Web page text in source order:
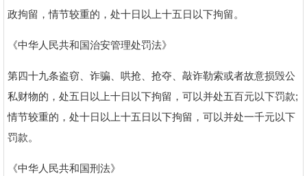
政拘留，情节较重的，处十日以上十五日以下拘留。
《中华人民共和国治安管理处罚法》
第四十九条盗窃、诈骗、哄抢、抢夺、敲诈勒索或者故意损毁公
私财物的，处五日以上十日以下拘留，可以并处五百元以下罚款;
情节较重的，处十日以上十五日以下拘留，可以并处一千元以下
罚款。
《中华人民共和国刑法》